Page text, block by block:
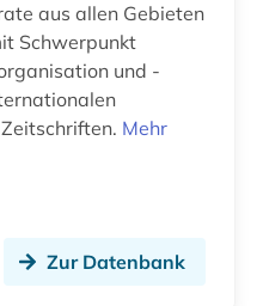
aus allen Gebieten
Schwerpunkt
und -
Mehr
Zur Datenbank